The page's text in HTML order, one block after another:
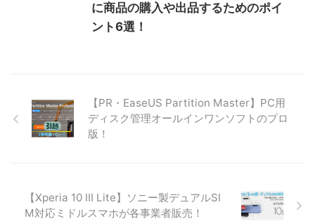
に商品の購入や出品するためのポイ
ント6選！
【PR・EaseUS Partition Master】PC用
ディスク管理オールインワンソフトのプロ
版！
【Xperia 10 III Lite】ソニー製デュアルSI
M対応ミドルスマホが各事業者販売！